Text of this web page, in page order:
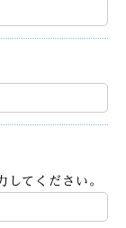
してください。